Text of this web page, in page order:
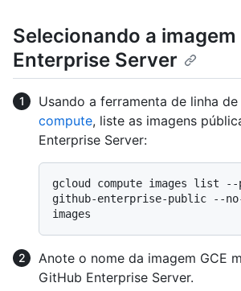
Selecionando a
Enterprise Server
Usando a ferramenta de linha
compute, liste as imagens
Enterprise Server:
gcloud compute images list
github-enterprise-public --
Anote o nome da imagem GCE
GitHub Enterprise Server.